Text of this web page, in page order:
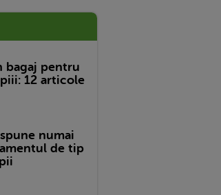
bagaj pentru
12 articole
numai
de tip